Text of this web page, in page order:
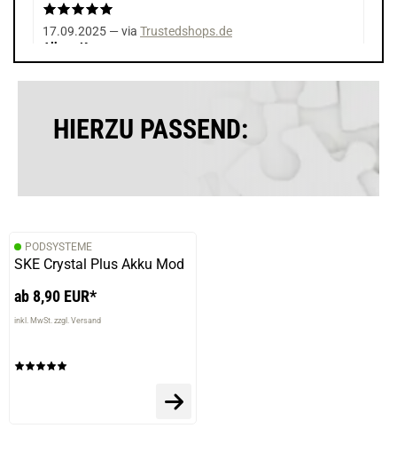
17.09.2025 — via Trustedshops.de
Albert K.
Daniel K.
Die Bewertung erfolgte ohne Abgabe eines Kommentars
Die Bewertung erfolgte ohne Abgabe eines Kommentars
HIERZU PASSEND:
PODSYSTEME
SKE Crystal Plus Akku Mod
ab 8,90 EUR*
inkl. MwSt. zzgl. Versand